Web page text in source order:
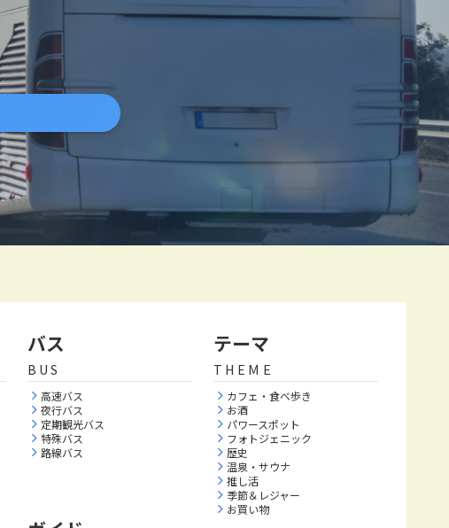
バス
BUS
高速バス
夜行バス
定期観光バス
特殊バス
路線バス
テーマ
THEME
カフェ・食べ歩き
お酒
パワースポット
フォトジェニック
歴史
温泉・サウナ
推し活
季節＆レジャー
お買い物